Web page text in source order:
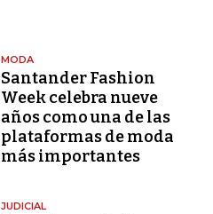
MODA
Santander Fashion
Week celebra nueve
años como una de las
plataformas de moda
más importantes
JUDICIAL